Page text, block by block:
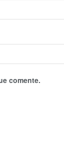
comente.